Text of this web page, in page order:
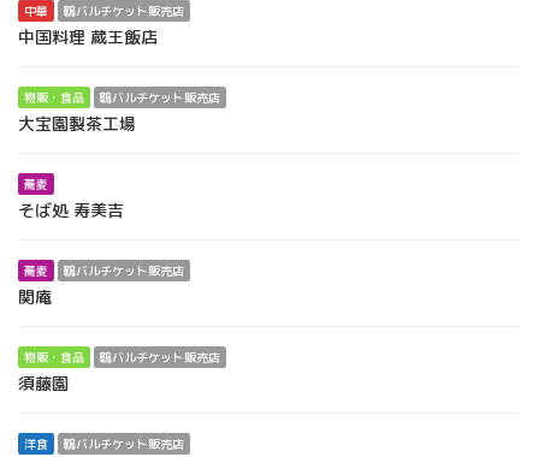
中華 鶴バルチケット販売店
中国料理 蔵王飯店
物販・食品 鶴バルチケット販売店
大宝園製茶工場
蕎麦
そば処 寿美吉
蕎麦 鶴バルチケット販売店
関庵
物販・食品 鶴バルチケット販売店
須藤園
洋食 鶴バルチケット販売店